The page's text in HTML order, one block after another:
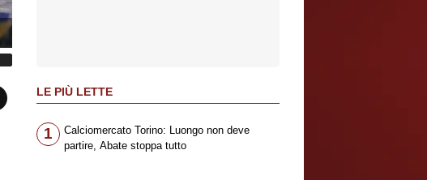
LE PIÙ LETTE
1
Calciomercato Torino: Luongo non deve
partire, Abate stoppa tutto